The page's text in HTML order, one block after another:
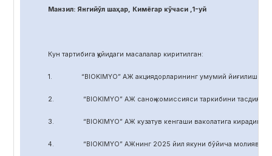
Манзил: Янгийўл шаҳар, Кимёгар кўчаси ,1-уй
Кун тартибига қуйидаги масалалар киритилган:
1. “BIOKIMYO” АЖ акциядорларининг умумий йиғилиши
2. “BIOKIMYO” АЖ саноқ комиссияси таркибини тасдиқлаш.
3. “BIOKIMYO” АЖ кузатув кенгаши ваколатига кирадиган
4. “BIOKIMYO” АЖнинг 2025 йил якуни бўйича молиявий-